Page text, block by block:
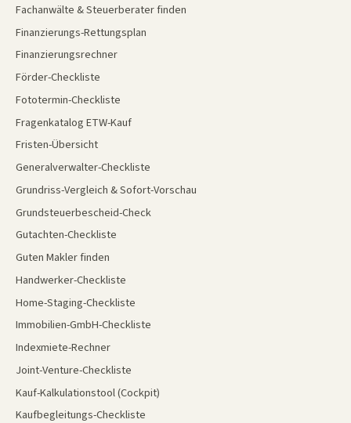
Fachanwälte & Steuerberater finden
Finanzierungs-Rettungsplan
Finanzierungsrechner
Förder-Checkliste
Fototermin-Checkliste
Fragenkatalog ETW-Kauf
Fristen-Übersicht
Generalverwalter-Checkliste
Grundriss-Vergleich & Sofort-Vorschau
Grundsteuerbescheid-Check
Gutachten-Checkliste
Guten Makler finden
Handwerker-Checkliste
Home-Staging-Checkliste
Immobilien-GmbH-Checkliste
Indexmiete-Rechner
Joint-Venture-Checkliste
Kauf-Kalkulationstool (Cockpit)
Kaufbegleitungs-Checkliste